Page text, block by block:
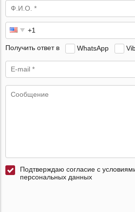
Получить ответ в WhatsApp
Подтверждаю согласие с
персональных данных